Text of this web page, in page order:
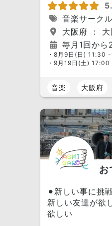
音楽サークル
大阪府 ： 大
毎月1回から
・8月9日(日) 11:30
・9月19日(土)
音楽 大阪府
お
⚫︎新しい事に挑
新しい友達が欲
欲しい